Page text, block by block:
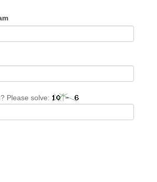
Please solve: